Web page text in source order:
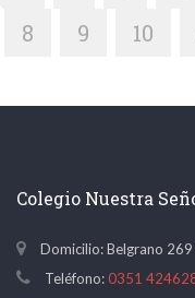
8
9 10
Colegio Nuestra
Domicilio: Belgrano
Teléfono:0351